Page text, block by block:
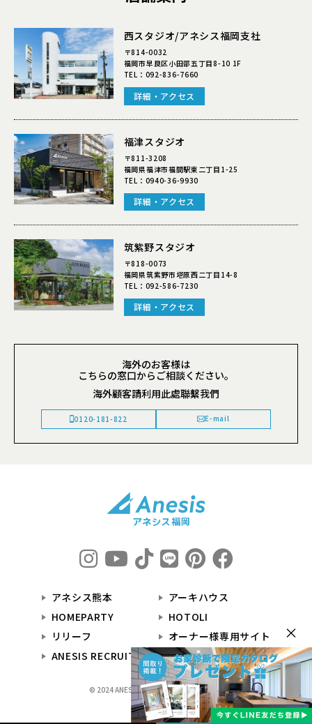
西スタジオ/アネシス福岡支社
〒814-0032
福岡市早良区小田部五丁目8-10 1F
TEL： 092-836-7660
詳細・アクセス
福津スタジオ
〒811-3208
福岡県福津市福間駅東二丁目1-25
TEL： 0940-36-9930
詳細・アクセス
筑紫野スタジオ
〒818-0073
福岡県筑紫野市塔原西二丁目14-8
TEL： 092-586-7230
詳細・アクセス
海外のお客様は
こちらの窓口からご相談ください。
海外顧客請利用此處聯繫我們
0120-181-822 E-mail
アネシス熊本
アーキハウス
HOMEPARTY
HOTOLI
リリーフ
オーナー様専用サイト
ANESIS RECRUIT
© 2024 ANESIS福岡 All Rights Reserved.
×